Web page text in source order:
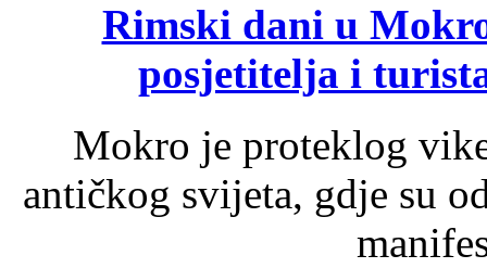
Rimski dani u
posjetitelja i
Mokro je proteklog
antičkog svijeta, gdje su